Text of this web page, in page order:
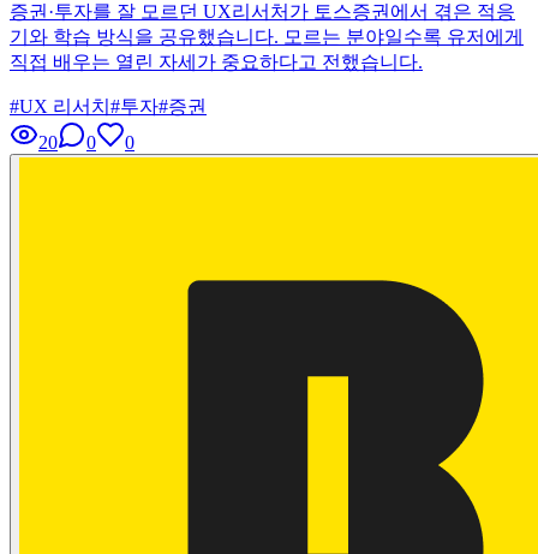
증권·투자를 잘 모르던 UX리서처가 토스증권에서 겪은 적응
기와 학습 방식을 공유했습니다. 모르는 분야일수록 유저에게
직접 배우는 열린 자세가 중요하다고 전했습니다.
#UX 리서치 #투자#증권
20
0 0